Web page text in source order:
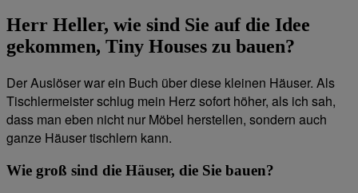
Herr Heller, wie sind Sie auf die Idee
gekommen, Tiny Houses zu bauen?
Der Auslöser war ein Buch über diese kleinen Häuser. Als
Tischlermeister schlug mein Herz sofort höher, als ich sah,
dass man eben nicht nur Möbel herstellen, sondern auch
ganze Häuser tischlern kann.
Wie groß sind die Häuser, die Sie bauen?